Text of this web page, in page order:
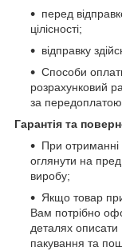
перед
цілісності;
відправку
Способи
розрахунковий
за
Гарантія та
При отриманні
оглянути на
виробу;
Якщо товар
Вам потрібно
деталях
пакування та